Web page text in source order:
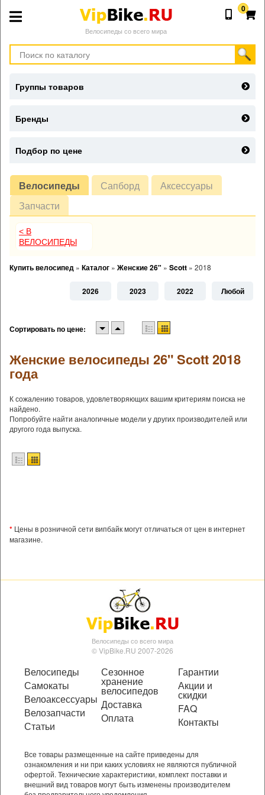
Велосипеды со всего мира
0
Велосипеды Сапборд
Аксессуары
Запчасти
< В
ВЕЛОСИПЕДЫ
Купить велосипед » Каталог » Женские 26" » Scott » 2018
2026 2023 2022 Любой
Сортировать по цене:
Женские велосипеды 26" Scott 2018
года
К сожалению товаров, удовлетворяющих вашим критериям поиска не
найдено.
Попробуйте найти аналогичные модели у других производителей или
другого года выпуска.
* Цены в розничной сети випбайк могут отличаться от цен в интернет
магазине.
Группы товаров
Бренды
Подбор по цене
Велосипеды со всего мира
© VipBike.RU 2007-2026
Велосипеды
Самокаты
Велоаксессуары
Велозапчасти
Статьи
Сезонное
хранение
велосипедов
Доставка
Оплата
Гарантии
Акции и
скидки
FAQ
Контакты
Все товары размещенные на сайте приведены для
ознакомления и ни при каких условиях не являются публичной
офертой. Технические характеристики, комплект поставки и
внешний вид товаров могут быть изменены производителем